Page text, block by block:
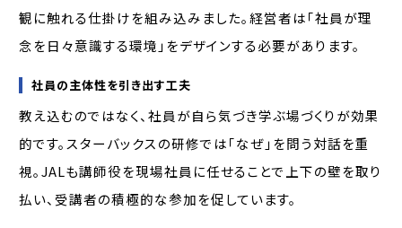
観に触れる仕掛けを組み込みました。経営者は「社員が理
念を日々意識する環境」をデザインする必要があります。
社員の主体性を引き出す工夫
教え込むのではなく、社員が自ら気づき学ぶ場づくりが効果
的です。スターバックスの研修では「なぜ」を問う対話を重
視。JALも講師役を現場社員に任せることで上下の壁を取り
払い、受講者の積極的な参加を促しています。